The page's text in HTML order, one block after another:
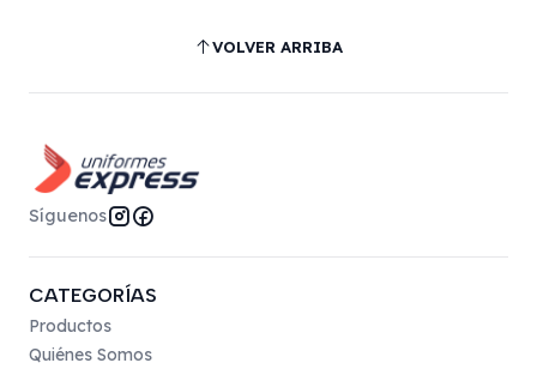
VOLVER ARRIBA
Síguenos
CATEGORÍAS
Productos
Quiénes Somos